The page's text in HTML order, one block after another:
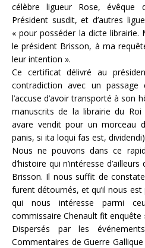
célèbre ligueur Rose,
Président susdit, et d’autres
« pour posséder la dicte
le président Brisson, à ma
leur intention ».
Ce certificat délivré au
contradiction avec un
l’accuse d’avoir transporté à son
manuscrits de la librairie du Roi
avare vendit pour un morceau
panis, si ita loqui fas est,
Nous ne pouvons dans ce
d’histoire qui n’intéresse
Brisson. Il nous suffit de
furent détournés, et qu’il nous
qui nous intéresse parmi
commissaire Chenault fit enquête
Dispersés par les
Commentaires de Guerre